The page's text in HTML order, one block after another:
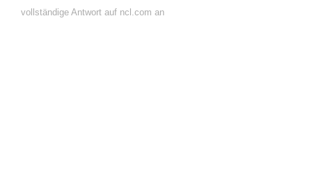
vollständige Antwort auf ncl.com an